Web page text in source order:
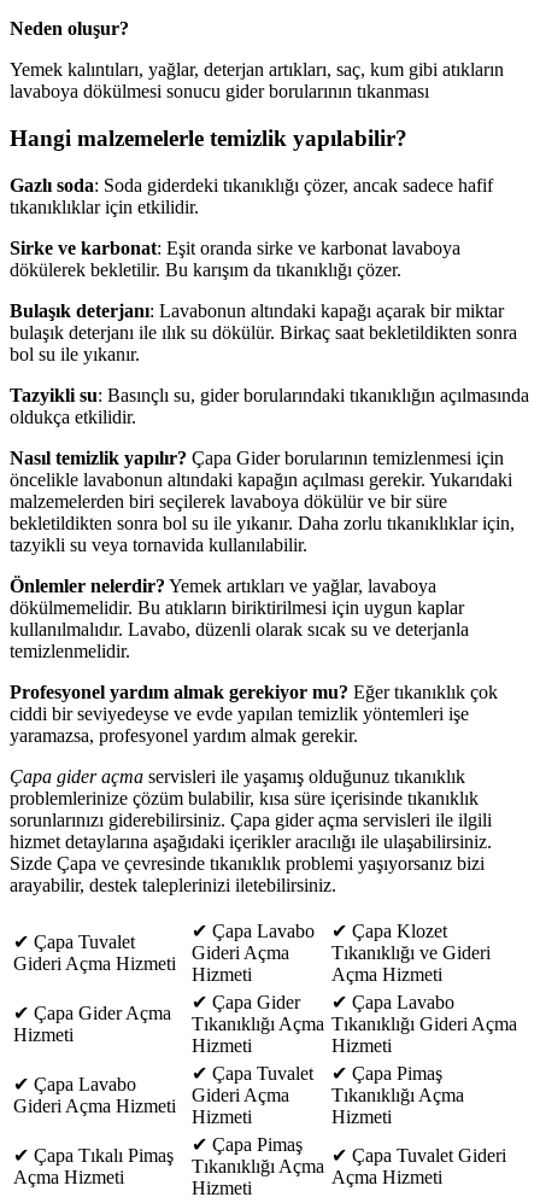
Neden oluşur?
Yemek kalıntıları, yağlar, deterjan artıkları, saç, kum gibi atıkların
lavaboya dökülmesi sonucu gider borularının tıkanması
Hangi malzemelerle temizlik yapılabilir?
Gazlı soda: Soda giderdeki tıkanıklığı çözer, ancak sadece hafif
tıkanıklıklar için etkilidir.
Sirke ve karbonat: Eşit oranda sirke ve karbonat lavaboya
dökülerek bekletilir. Bu karışım da tıkanıklığı çözer.
Bulaşık deterjanı: Lavabonun altındaki kapağı açarak bir miktar
bulaşık deterjanı ile ılık su dökülür. Birkaç saat bekletildikten sonra
bol su ile yıkanır.
Tazyikli su: Basınçlı su, gider borularındaki tıkanıklığın açılmasında
oldukça etkilidir.
Nasıl temizlik yapılır? Çapa Gider borularının temizlenmesi için
öncelikle lavabonun altındaki kapağın açılması gerekir. Yukarıdaki
malzemelerden biri seçilerek lavaboya dökülür ve bir süre
bekletildikten sonra bol su ile yıkanır. Daha zorlu tıkanıklıklar için,
tazyikli su veya tornavida kullanılabilir.
Önlemler nelerdir? Yemek artıkları ve yağlar, lavaboya
dökülmemelidir. Bu atıkların biriktirilmesi için uygun kaplar
kullanılmalıdır. Lavabo, düzenli olarak sıcak su ve deterjanla
temizlenmelidir.
Profesyonel yardım almak gerekiyor mu? Eğer tıkanıklık çok
ciddi bir seviyedeyse ve evde yapılan temizlik yöntemleri işe
yaramazsa, profesyonel yardım almak gerekir.
Çapa gider açma servisleri ile yaşamış olduğunuz tıkanıklık
problemlerinize çözüm bulabilir, kısa süre içerisinde tıkanıklık
sorunlarınızı giderebilirsiniz. Çapa gider açma servisleri ile ilgili
hizmet detaylarına aşağıdaki içerikler aracılığı ile ulaşabilirsiniz.
Sizde Çapa ve çevresinde tıkanıklık problemi yaşıyorsanız bizi
arayabilir, destek taleplerinizi iletebilirsiniz.
✔ Çapa Tuvalet
Gideri Açma Hizmeti
✔ Çapa Lavabo
Gideri Açma
Hizmeti
✔ Çapa Klozet
Tıkanıklığı ve Gideri
Açma Hizmeti
✔ Çapa Gider Açma
Hizmeti
✔ Çapa Gider
Tıkanıklığı Açma
Hizmeti
✔ Çapa Lavabo
Tıkanıklığı Gideri Açma
Hizmeti
✔ Çapa Lavabo
Gideri Açma Hizmeti
✔ Çapa Tuvalet
Gideri Açma
Hizmeti
✔ Çapa Pimaş
Tıkanıklığı Açma
Hizmeti
✔ Çapa Tıkalı Pimaş
Açma Hizmeti
✔ Çapa Pimaş
Tıkanıklığı Açma
Hizmeti
✔ Çapa Tuvalet Gideri
Açma Hizmeti